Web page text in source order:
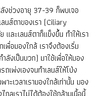
งช่วงอายุ 37-39 ก็พบเจอ
นส์ตาของเรา (Ciliary
ละเลนส์ตาก็แข็งขึ้น ทำให้เรา
พื่อมองใกล้ เราจึงต้องเริ่ม
ลังเป็นบวก) มาใช้เพื่อให้มอง
ถเพ่งเองจนทำเลนส์ให้โป่ง
ะเวลาเรามองใกล้เท่านั้น มอง